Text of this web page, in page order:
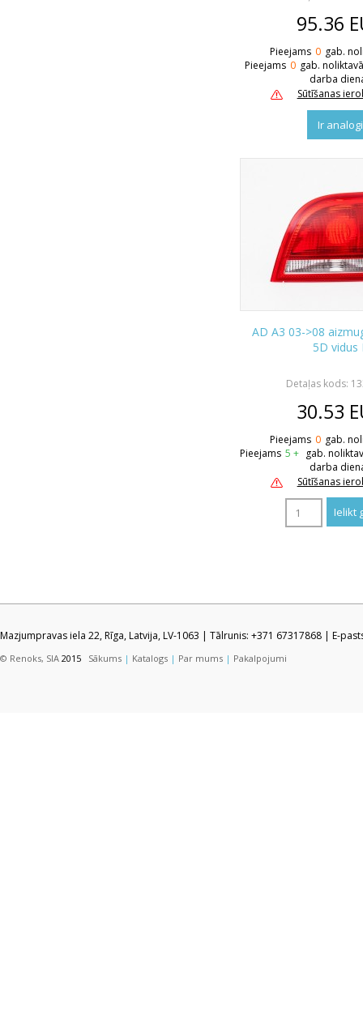
95.36
Pieejams 0 gab.
Pieejams 0 gab.
darba
Sūtīšanas
Ir analogi
AD A3 03->08
5D vidus
Detaļas kods:
30.53
Pieejams 0 gab.
Pieejams 5 + gab.
darba
Sūtīšanas
Mazjumpravas iela 22, Rīga, Latvija, LV-1063 | Tālrunis: +371 67317868 | E-
© Renoks, SIA 2015 Sākums | Katalogs | Par mums | Pakalpojumi